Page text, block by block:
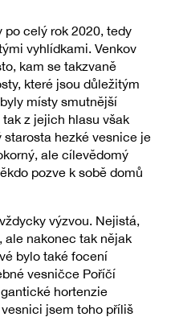
po celý rok 2020, tedy
vyhlídkami. Venkov
kam se takzvaně
které jsou důležitým
místy smutnější
z jejich hlasu však
hezké vesnice je
ale cílevědomý
pozve k sobě domů
výzvou. Nejistá,
ale nakonec tak nějak
bylo také focení
vesničce Poříčí
hortenzie
jsem toho příliš